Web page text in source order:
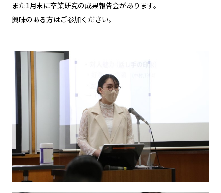
また1月末に卒業研究の成果報告会があります。
興味のある方はご参加ください。